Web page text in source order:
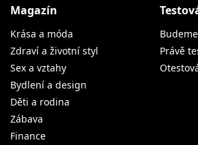
Magazín
Krása a móda
Zdraví a životní styl
Sex a vztahy
Bydlení a design
Děti a rodina
Zábava
Finance
Právě